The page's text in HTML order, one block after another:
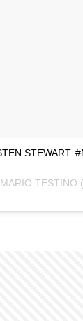
STEWART.
TESTINO